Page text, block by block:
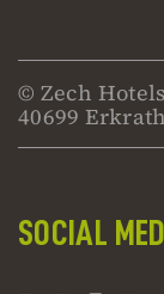
© Zech
40699 Erkrath
SOCIAL